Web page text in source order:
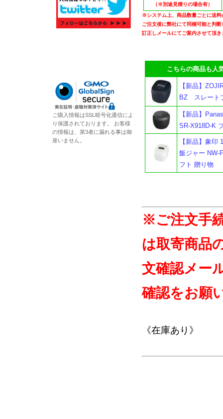
（※別途見積りの場合有）
※システム上、商品数量ごとに送料
ご注文後に弊社にて同梱可能と判
訂正しメールにてご案内させて頂き
こちらの商品も人気
【新品】
BZ スレート
【新品】
SR-X918D-K
【新品】象
飯ジャー NW-
フト 贈り物
※ご注文手
は取寄商品
文確認メー
確認をお願
《在庫あり》
ご購入情報はSSL暗号化通信によ
り保護されております。 お客様
の情報は、第3者に漏れる事は御
座いません。